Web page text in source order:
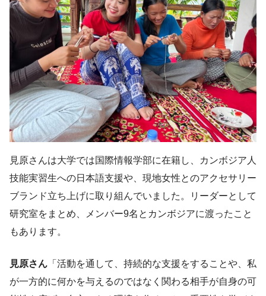
見原さんは大学では国際情報学部に在籍し、カンボジア人
技能実習生への日本語支援や、現地女性とのアクセサリー
ブランド立ち上げに取り組んでいました。リーダーとして
研究室をまとめ、メンバー9名とカンボジアに渡ったこと
もあります。
見原さん 「活動を通して、持続的な支援をすることや、私
が一方的に何かを与えるのではなく関わる相手が自身の可